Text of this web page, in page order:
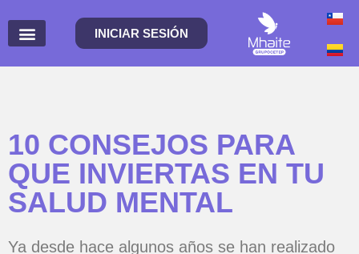
INICIAR SESIÓN
10 CONSEJOS PARA
QUE INVIERTAS EN TU
SALUD MENTAL
Ya desde hace algunos años se han realizado